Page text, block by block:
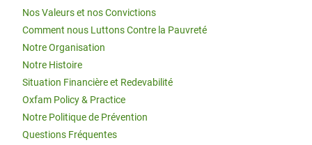
Nos Valeurs et nos Convictions
Comment nous Luttons Contre la Pauvreté
Notre Organisation
Notre Histoire
Situation Financière et Redevabilité
Oxfam Policy & Practice
Notre Politique de Prévention
Questions Fréquentes